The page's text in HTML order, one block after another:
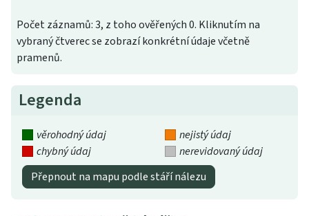
Počet záznamů: 3, z toho ověřených 0. Kliknutím na
vybraný čtverec se zobrazí konkrétní údaje včetně
pramenů.
Legenda
věrohodný údaj
nejistý údaj
chybný údaj
nerevidovaný údaj
Přepnout na mapu podle stáří nálezu